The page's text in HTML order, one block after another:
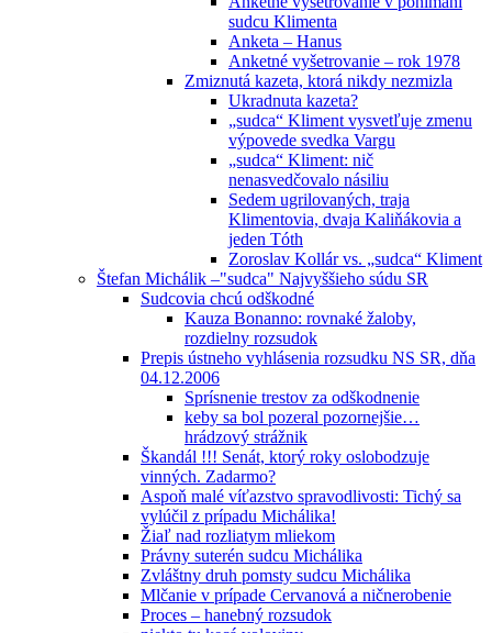
sudcu Klimenta
Anketa – Hanus
Anketné vyšetrovanie – rok 1978
Zmiznutá kazeta, ktorá nikdy nezmizla
Ukradnuta kazeta?
„sudca“ Kliment vysvetľuje zmenu
výpovede svedka Vargu
„sudca“ Kliment: nič
nenasvedčovalo násiliu
Sedem ugrilovaných, traja
Klimentovia, dvaja Kaliňákovia a
jeden Tóth
Zoroslav Kollár vs. „sudca“ Kliment
Štefan Michálik –"sudca" Najvyššieho súdu SR
Sudcovia chcú odškodné
Kauza Bonanno: rovnaké žaloby,
rozdielny rozsudok
Prepis ústneho vyhlásenia rozsudku NS SR, dňa
04.12.2006
Sprísnenie trestov za odškodnenie
keby sa bol pozeral pozornejšie…
hrádzový strážnik
Škandál !!! Senát, ktorý roky oslobodzuje
vinných. Zadarmo?
Aspoň malé víťazstvo spravodlivosti: Tichý sa
vylúčil z prípadu Michálika!
Žiaľ nad rozliatym mliekom
Právny suterén sudcu Michálika
Zvláštny druh pomsty sudcu Michálika
Mlčanie v prípade Cervanová a ničnerobenie
Proces – hanebný rozsudok